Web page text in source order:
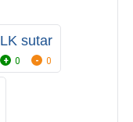
LK sutar
0 0